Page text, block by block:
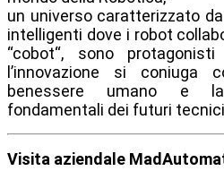
un universo caratterizzato
intelligenti dove i robot
“cobot“, sono
l’innovazione si
benessere umano e
fondamentali dei futuri
Visita aziendale